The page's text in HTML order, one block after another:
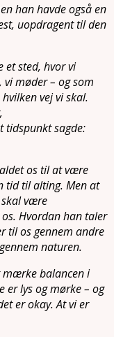
han havde også en
uopdragent til den
et sted, hvor vi
møder – og som
vej vi skal.
tidspunkt sagde:
os til at være
tid til alting. Men at
skal være
Hvordan han taler
til os gennem andre
naturen.
balancen i
er lys og mørke – og
er okay. At vi er